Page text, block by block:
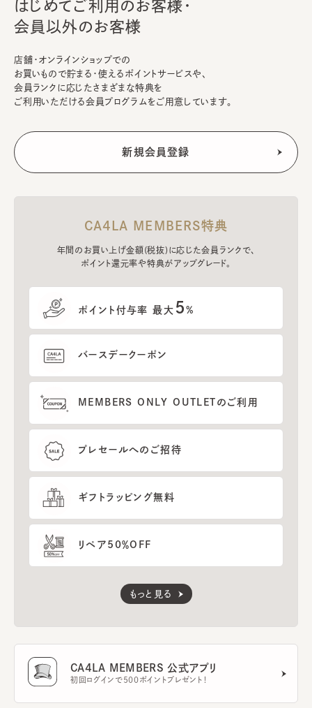
はじめてご利用のお客様・
会員以外のお客様
店舗・オンラインショップでの
お買いもので貯まる・使えるポイントサービスや、
会員ランクに応じたさまざまな特典を
ご利用いただける会員プログラムをご用意しています。
CA4LA MEMBERS特典
年間のお買い上げ金額(税抜)に応じた会員ランクで、
ポイント還元率や特典がアップグレード。
ポイント付与率 最大 5%
バースデークーポン
MEMBERS ONLY OUTLETのご利用
プレセールへのご招待
ギフトラッピング無料
リペア50％OFF
もっと見る
CA4LA MEMBERS 公式アプリ
初回ログインで500ポイントプレゼント！